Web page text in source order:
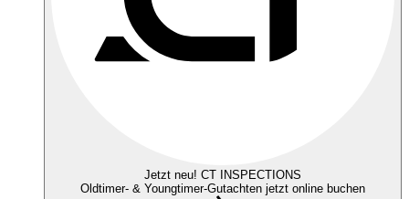
Jetzt neu! CT INSPECTIONS
Oldtimer- & Youngtimer-Gutachten jetzt online buchen